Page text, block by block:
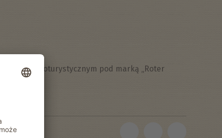
agroturystycznym pod marką „Roter